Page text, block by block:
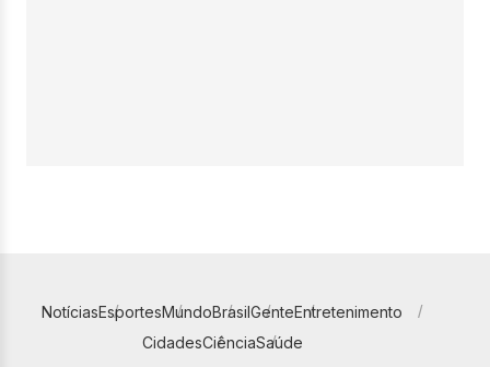
NotíciasEsportesMundoBrasilGenteEntretenimento
CidadesCiênciaSaúde